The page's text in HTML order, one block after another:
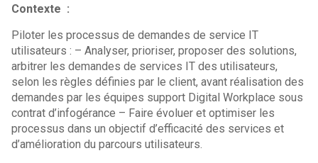
Contexte :
Piloter les processus de demandes de service IT
utilisateurs : – Analyser, prioriser, proposer des solutions,
arbitrer les demandes de services IT des utilisateurs,
selon les règles définies par le client, avant réalisation des
demandes par les équipes support Digital Workplace sous
contrat d’infogérance – Faire évoluer et optimiser les
processus dans un objectif d’efficacité des services et
d’amélioration du parcours utilisateurs.